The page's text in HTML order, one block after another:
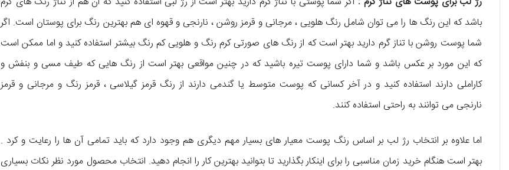
باشد که این رنگ ها را می توان شامل رنگ هلویی ، مرجانی و قرمز روشن ، نارنجی و قهوه ای هم بهترین رنگ برای پوستان است. اگر
شما پوست روشن با تناز گرم دارید بهتر است که از رنگ های صورتی کرم رنگ و هلویی کم رنگ بیشتر استفاده کنید و اما ممکن است
که این مورد بر عکس باشد و شما دارای پوست تیره باشید که در چنین مواقعی بهتر است از رنگ هایی که طیف مسی و بنفش و
کاراملی دارند استفاده کنید و در آخر کسانی که پوست متوسط یا گندمی دارند از رنگ قرمز گیلاسی ، قرمز رنگ و مرجانی و قرمز
نارنجی می توانند به راحتی استفاده کنند.
اما علاوه بر انتخاب رژ لب بر اساس رنگ پوست معیار های بسیار مهم دیگری هم وجود دارد که باید تمامی آن ها را رعایت و کرد .
بهتر است هنگام خرید زمان مناسبی را برای اینکار بگذارید تا بتوانید بهترین کار را انجام دهید. انتخاب محصول مورد نظر نکات بسیاری